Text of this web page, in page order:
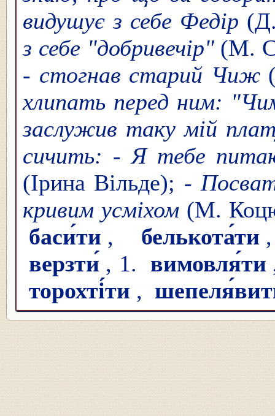
видушує з себе Федір
з себе "добривечір"(М.
- стогнав старий Чиж
хлипать перед ним:
заслужив таку мій
сичить: - Я тебе
(Ірина Вільде); -
кривим усміхом (М.
баси́ти , белькота́ти
верзти́ , 1. вимовля́ти
торохті́ти ,